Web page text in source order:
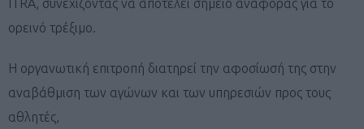
ITRA, συνεχίζοντας να αποτελεί σημείο αναφοράς για το
ορεινό τρέξιμο.
Η οργανωτική επιτροπή διατηρεί την αφοσίωσή της στην
αναβάθμιση των αγώνων και των υπηρεσιών προς τους
αθλητές,